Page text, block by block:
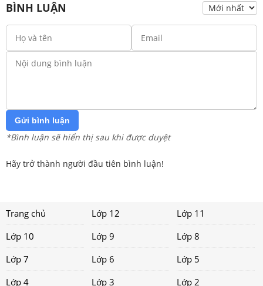
BÌNH LUẬN
Gửi bình luận
*Bình luận sẽ hiển thị sau khi được duyệt
Hãy trở thành người đầu tiên bình luận!
Trang chủ Lớp 12
Lớp 11
Lớp 10
Lớp 9
Lớp 8
Lớp 7
Lớp 6
Lớp 5
Lớp 4
Lớp 3 Lớp 2